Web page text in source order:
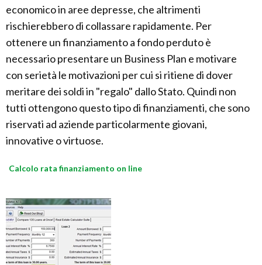
economico in aree depresse, che altrimenti
rischierebbero di collassare rapidamente. Per
ottenere un finanziamento a fondo perduto è
necessario presentare un Business Plan e motivare
con serietà le motivazioni per cui si ritiene di dover
meritare dei soldi in "regalo" dallo Stato. Quindi non
tutti ottengono questo tipo di finanziamenti, che sono
riservati ad aziende particolarmente giovani,
innovative o virtuose.
Calcolo rata finanziamento on line